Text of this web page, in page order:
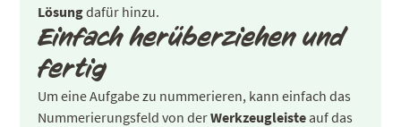
Lösungdafür hinzu.
Einfach herüberziehen und
fertig
Um eine Aufgabe zu nummerieren, kann einfach das
Nummerierungsfeld von derWerkzeugleiste auf das